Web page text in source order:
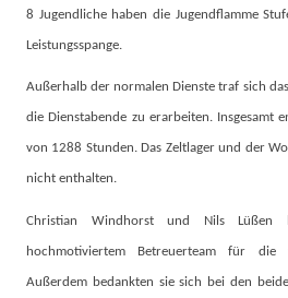
8 Jugendliche haben die Jugendflamme
Leistungsspange.
Außerhalb der normalen Dienste traf sich
die Dienstabende zu erarbeiten. Insgesamt
von 1288 Stunden. Das Zeltlager und der
nicht enthalten.
Christian Windhorst und Nils Lüßen
hochmotiviertem Betreuerteam für die
Außerdem bedankten sie sich bei den